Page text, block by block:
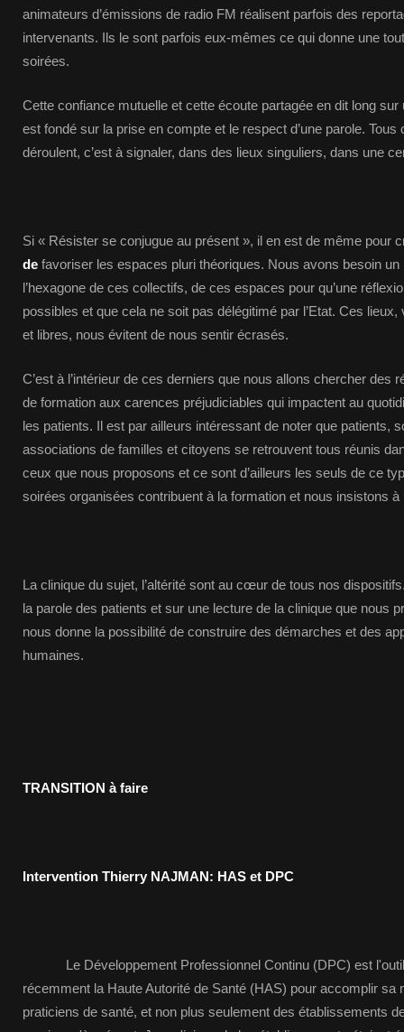
animateurs d’émissions de radio FM réalisent parfois des
intervenants. Ils le sont parfois eux-mêmes ce qui donne une
soirées.
Cette confiance mutuelle et cette écoute partagée en dit long sur
est fondé sur la prise en compte et le respect d’une parole.
déroulent, c’est à signaler, dans des lieux singuliers, dans une
Si « Résister se conjugue au présent », il en est de même pour
de favoriser les espaces pluri théoriques. Nous avons besoin un
l’hexagone de ces collectifs, de ces espaces pour qu’une
possibles et que cela ne soit pas délégitimé par l’Etat. Ces
et libres, nous évitent de nous sentir écrasés.
C’est à l’intérieur de ces derniers que nous allons chercher des
de formation aux carences préjudiciables qui impactent au
les patients. Il est par ailleurs intéressant de noter que patients,
associations de familles et citoyens se retrouvent tous réunis
ceux que nous proposons et ce sont d’ailleurs les seuls de ce
soirées organisées contribuent à la formation et nous insistons
La clinique du sujet, l’altérité sont au cœur de tous nos
la parole des patients et sur une lecture de la clinique que nous
nous donne la possibilité de construire des démarches et des
humaines.
TRANSITION à faire
Intervention Thierry NAJMAN: HAS et DPC
Le Développement Professionnel Continu (DPC) est l'outil
récemment la Haute Autorité de Santé (HAS) pour accomplir sa
praticiens de santé, et non plus seulement des établissements